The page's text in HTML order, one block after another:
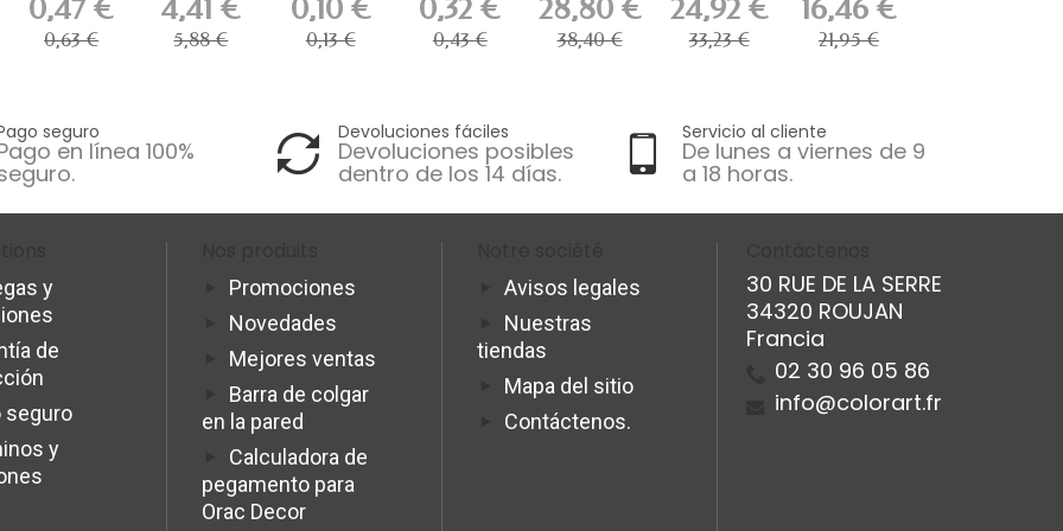
cables...
0,47 €
0,63 €
4,41 €
5,88 €
0,10 €
0,13 €
Artiteq...
0,32 €
0,43 €
PREMIUM
28,80 €
38,40 €
24,92 €
33,23 €
(incluye...
16,46 €
21,95 €
seguro
en línea 100%
Devoluciones fáciles
Devoluciones posibles
dentro de los 14 días.
Servicio al cliente
De lunes a viernes de 9
a 18 horas.
y
de
seguro
y
Promociones
Novedades
Mejores ventas
Barra de colgar
en la pared
Calculadora de
pegamento para
Orac Decor
Avisos legales
Nuestras
tiendas
Mapa del sitio
Contáctenos.
30 RUE DE LA SERRE
34320 ROUJAN
Francia
02 30 96 05 86
info@colorart.fr